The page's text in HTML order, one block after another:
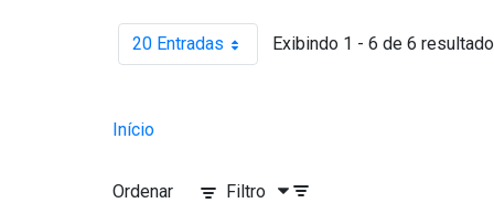
20 EntradasPor página Exibindo 1 - 6 de 6
Início
Ordenar Filtro